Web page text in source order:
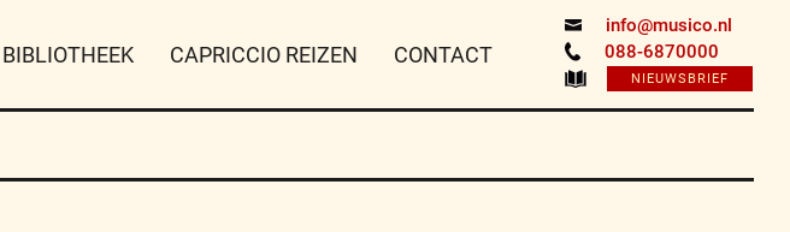
info@musico.nl
088-6870000
NIEUWSBRIEF
BIBLIOTHEEK CAPRICCIO REIZEN CONTACT